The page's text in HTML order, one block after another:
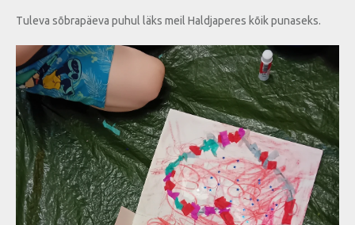
Tuleva sõbrapäeva puhul läks meil Haldjaperes kõik punaseks.